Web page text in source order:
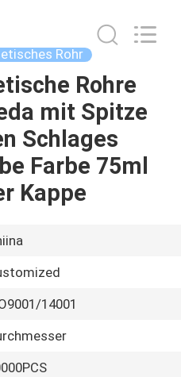
Rohr
Rohre
mit Spitze
Schlages
Farbe 75ml
Kappe
14001